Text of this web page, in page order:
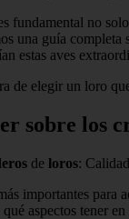
fundamental no
una guía completa
estas aves
de elegir un loro
sobre los
de loros:
importantes
aspectos tener en